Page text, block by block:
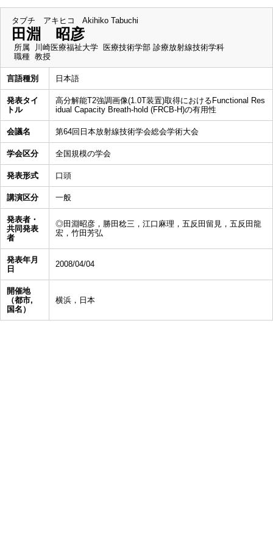
タブチ アキヒコ Akihiko Tabuchi
田淵 昭彦
所属
川崎医療福祉大学 医療技術学部 診療放射線技術学科
職種 教授
言語種別 日本語
発表タイ
トル
高分解能T2強調画像(1.0T装置)取得におけるFunctional Res
idual Capacity Breath-hold (FRCB-H)の有用性
会議名 第64回日本放射線技術学会総会学術大会
学会区分 全国規模の学会
発表形式 口頭
講演区分 一般
発表者・
共同発表
者
◎田淵昭彦，勝田稔三，江口麻理，五反田留見，五反田龍
宏，竹田芳弘
発表年月
日
2008/04/04
開催地
（都市,
国名）
横浜，日本